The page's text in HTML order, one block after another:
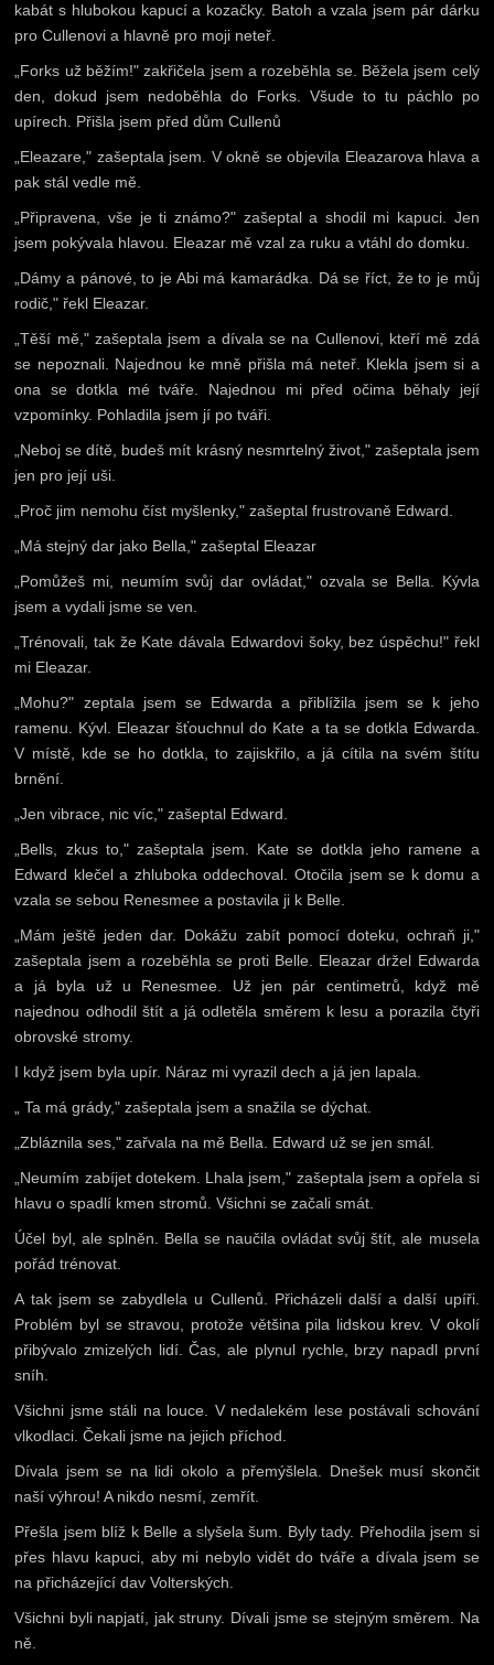
kabát s hlubokou kapucí a kozačky. Batoh a vzala jsem pár dárku
pro Cullenovi a hlavně pro moji neteř.
„Forks už běžím!" zakřičela jsem a rozeběhla se. Běžela jsem celý
den, dokud jsem nedoběhla do Forks. Všude to tu páchlo po
upírech. Přišla jsem před dům Cullenů
„Eleazare," zašeptala jsem. V okně se objevila Eleazarova hlava a
pak stál vedle mě.
„Připravena, vše je ti známo?" zašeptal a shodil mi kapuci. Jen
jsem pokývala hlavou. Eleazar mě vzal za ruku a vtáhl do domku.
„Dámy a pánové, to je Abi má kamarádka. Dá se říct, že to je můj
rodič," řekl Eleazar.
„Těší mě," zašeptala jsem a dívala se na Cullenovi, kteří mě zdá
se nepoznali. Najednou ke mně přišla má neteř. Klekla jsem si a
ona se dotkla mé tváře. Najednou mi před očima běhaly její
vzpomínky. Pohladila jsem jí po tváři.
„Neboj se dítě, budeš mít krásný nesmrtelný život," zašeptala jsem
jen pro její uši.
„Proč jim nemohu číst myšlenky," zašeptal frustrovaně Edward.
„Má stejný dar jako Bella," zašeptal Eleazar
„Pomůžeš mi, neumím svůj dar ovládat," ozvala se Bella. Kývla
jsem a vydali jsme se ven.
„Trénovali, tak že Kate dávala Edwardovi šoky, bez úspěchu!" řekl
mi Eleazar.
„Mohu?" zeptala jsem se Edwarda a přiblížila jsem se k jeho
ramenu. Kývl. Eleazar šťouchnul do Kate a ta se dotkla Edwarda.
V místě, kde se ho dotkla, to zajiskřilo, a já cítila na svém štítu
brnění.
„Jen vibrace, nic víc," zašeptal Edward.
„Bells, zkus to," zašeptala jsem. Kate se dotkla jeho ramene a
Edward klečel a zhluboka oddechoval. Otočila jsem se k domu a
vzala se sebou Renesmee a postavila ji k Belle.
„Mám ještě jeden dar. Dokážu zabít pomocí doteku, ochraň ji,"
zašeptala jsem a rozeběhla se proti Belle. Eleazar držel Edwarda
a já byla už u Renesmee. Už jen pár centimetrů, když mě
najednou odhodil štít a já odletěla směrem k lesu a porazila čtyři
obrovské stromy.
I když jsem byla upír. Náraz mi vyrazil dech a já jen lapala.
„ Ta má grády," zašeptala jsem a snažila se dýchat.
„Zbláznila ses," zařvala na mě Bella. Edward už se jen smál.
„Neumím zabíjet dotekem. Lhala jsem," zašeptala jsem a opřela si
hlavu o spadlí kmen stromů. Všichni se začali smát.
Účel byl, ale splněn. Bella se naučila ovládat svůj štít, ale musela
pořád trénovat.
A tak jsem se zabydlela u Cullenů. Přicházeli další a další upíři.
Problém byl se stravou, protože většina pila lidskou krev. V okolí
přibývalo zmizelých lidí. Čas, ale plynul rychle, brzy napadl první
sníh.
Všichni jsme stáli na louce. V nedalekém lese postávali schování
vlkodlaci. Čekali jsme na jejich příchod.
Dívala jsem se na lidi okolo a přemýšlela. Dnešek musí skončit
naší výhrou! A nikdo nesmí, zemřít.
Přešla jsem blíž k Belle a slyšela šum. Byly tady. Přehodila jsem si
přes hlavu kapuci, aby mi nebylo vidět do tváře a dívala jsem se
na přicházející dav Volterských.
Všichni byli napjatí, jak struny. Dívali jsme se stejným směrem. Na
ně.